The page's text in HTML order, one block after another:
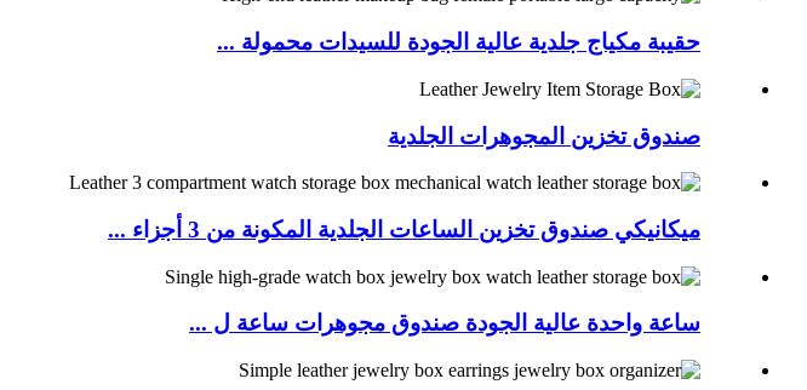
حقيبة مكياج جلدية عالية الجودة للسيدات محمولة ...
صندوق تخزين المجوهرات الجلدية
ميكانيكي صندوق تخزين الساعات الجلدية المكونة من 3 أجزاء ...
ساعة واحدة عالية الجودة صندوق مجوهرات ساعة ل ...